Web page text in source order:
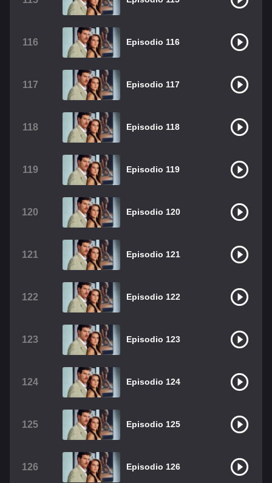
116 Episodio 116
117 Episodio 117
118 Episodio 118
119 Episodio 119
120 Episodio 120
121 Episodio 121
122 Episodio 122
123 Episodio 123
124 Episodio 124
125 Episodio 125
126 Episodio 126